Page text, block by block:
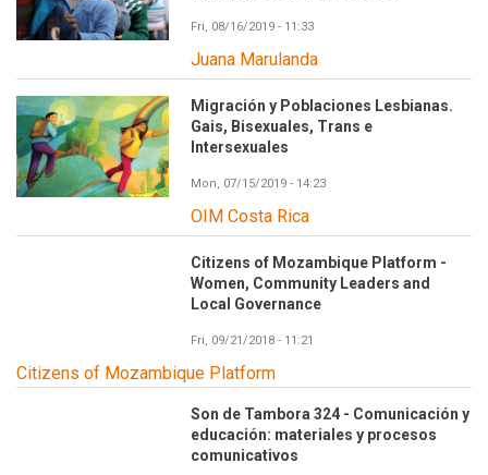
Fri, 08/16/2019 - 11:33
Juana Marulanda
Migración y Poblaciones Lesbianas.
Gais, Bisexuales, Trans e
Intersexuales
Mon, 07/15/2019 - 14:23
OIM Costa Rica
Citizens of Mozambique Platform -
Women, Community Leaders and
Local Governance
Fri, 09/21/2018 - 11:21
Citizens of Mozambique Platform
Son de Tambora 324 - Comunicación y
educación: materiales y procesos
comunicativos